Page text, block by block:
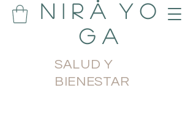
N i r å Y o
g a
SALUD Y
BIENESTAR